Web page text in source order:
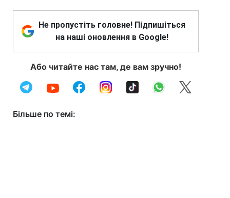
Не пропустіть головне! Підпишіться
на наші оновлення в Google!
Або читайте нас там, де вам зручно!
Більше по темі: